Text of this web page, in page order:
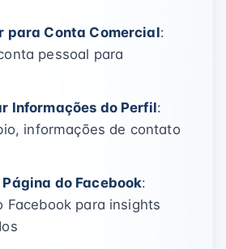
para Conta Comercial:
pessoal para
Informações do Perfil:
informações de contato
do Facebook:
Facebook para insights